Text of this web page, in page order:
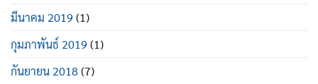
มีนาคม 2019 (1)
กุมภาพันธ์ 2019 (1)
กันยายน 2018(7)